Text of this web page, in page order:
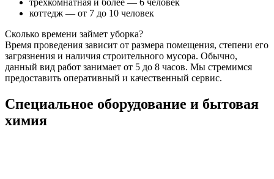
коттедж — от 7 до 10 человек
Сколько времени займет уборка?
Время проведения зависит от размера помещения, степени его
загрязнения и наличия строительного мусора. Обычно,
данный вид работ занимает от 5 до 8 часов. Мы стремимся
предоставить оперативный и качественный сервис.
Специальное оборудование и бытовая
химия